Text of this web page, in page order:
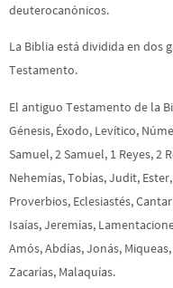
deuterocanónicos.
La Biblia está dividida en dos
Testamento.
El antiguo Testamento de la
Génesis, Éxodo, Levítico,
Samuel, 2 Samuel, 1 Reyes, 2
Nehemías, Tobías, Judit,
Proverbios, Eclesiastés,
Isaías, Jeremías,
Amós, Abdías, Jonás,
Zacarías, Malaquías.